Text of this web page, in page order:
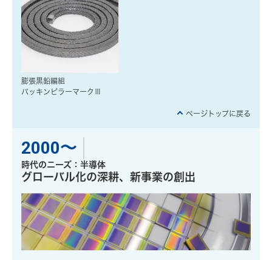
膨張黒鉛編組
パッキンピラーマークⅢ
ページトップに戻る
2000〜
時代のニーズ：半導体
グローバル化の深耕、新事業の創出